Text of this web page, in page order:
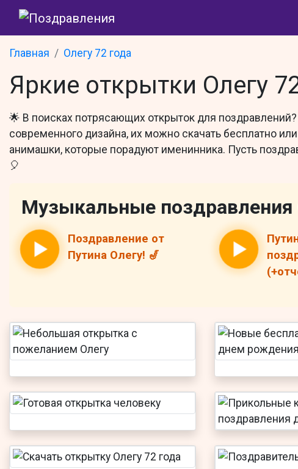
Главная Олегу 72 года
Яркие открытки Олегу
🌟 В поисках потрясающих открыток для
современного дизайна, их можно скачать бесплатно
анимашки, которые порадуют именинника. Пусть
🎈
Музыкальные поздравления
Поздравление от
Путина Олегу! 🎷